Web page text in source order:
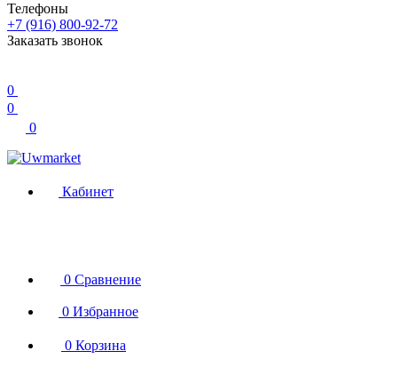
Телефоны
+7 (916) 800-92-72
Заказать звонок
0
0
0
Кабинет
0 Сравнение
0 Избранное
0 Корзина